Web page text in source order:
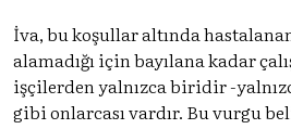
İva, bu koşullar altında
alamadığı için bayılana kadar
işçilerden yalnızca biridir -
gibi onlarcası vardır. Bu vurgu